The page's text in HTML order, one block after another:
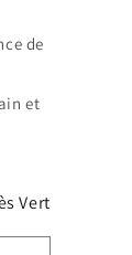
de
et
Vert